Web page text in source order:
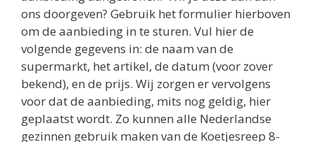
ons doorgeven? Gebruik het formulier hierboven
om de aanbieding in te sturen. Vul hier de
volgende gegevens in: de naam van de
supermarkt, het artikel, de datum (voor zover
bekend), en de prijs. Wij zorgen er vervolgens
voor dat de aanbieding, mits nog geldig, hier
geplaatst wordt. Zo kunnen alle Nederlandse
gezinnen gebruik maken van de Koetjesreep 8-